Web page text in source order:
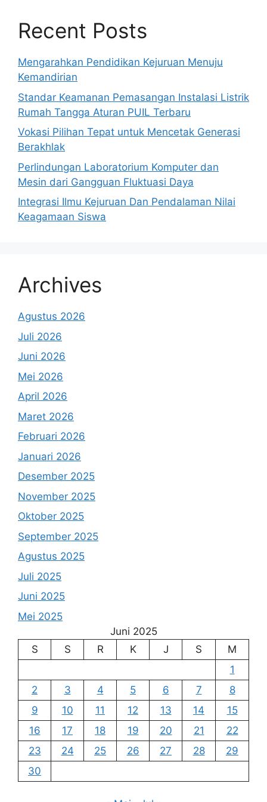
Recent Posts
Mengarahkan Pendidikan Kejuruan Menuju
Kemandirian
Standar Keamanan Pemasangan Instalasi Listrik
Rumah Tangga Aturan PUIL Terbaru
Vokasi Pilihan Tepat untuk Mencetak Generasi
Berakhlak
Perlindungan Laboratorium Komputer dan
Mesin dari Gangguan Fluktuasi Daya
Integrasi Ilmu Kejuruan Dan Pendalaman Nilai
Keagamaan Siswa
Archives
Agustus 2026
Juli 2026
Juni 2026
Mei 2026
April 2026
Maret 2026
Februari 2026
Januari 2026
Desember 2025
November 2025
Oktober 2025
September 2025
Agustus 2025
Juli 2025
Juni 2025
Mei 2025
Juni 2025
S
S R K J S
M
1
2
3 4 5 6 7
8
9
10 11 12 13 14
15
16
17 18 19 20 21
22
23
24 25 26 27 28
29
30